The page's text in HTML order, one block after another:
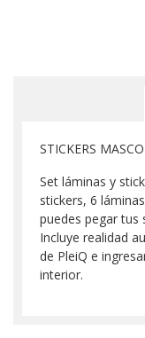
STICKERS
Set láminas y
stickers, 6
puedes pegar tus
Incluye realidad
de PleiQ e
interior.